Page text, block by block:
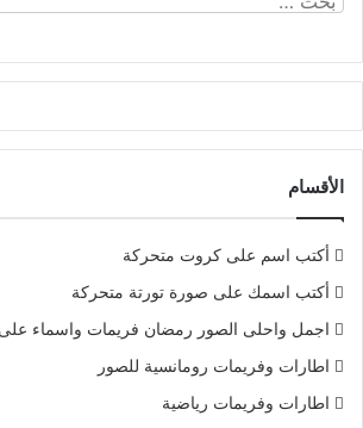
الأقسام
أكتب اسم على كروت متحركة
أكتب اسمك على صورة تورتة متحركة
اجمل واحلى الصور رمضان فريمات واسماء على
اطارات وفريمات رومانسية للصور
اطارات وفريمات رياضية